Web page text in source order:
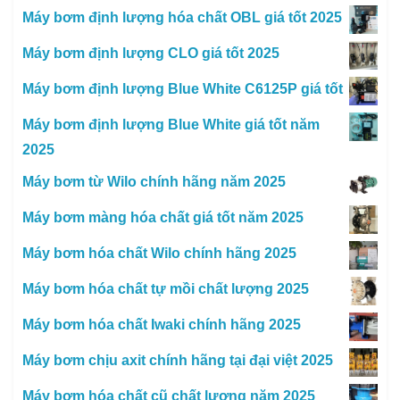
Máy bơm định lượng hóa chất OBL giá tốt 2025
Máy bơm định lượng CLO giá tốt 2025
Máy bơm định lượng Blue White C6125P giá tốt
Máy bơm định lượng Blue White giá tốt năm
2025
Máy bơm từ Wilo chính hãng năm 2025
Máy bơm màng hóa chất giá tốt năm 2025
Máy bơm hóa chất Wilo chính hãng 2025
Máy bơm hóa chất tự mồi chất lượng 2025
Máy bơm hóa chất Iwaki chính hãng 2025
Máy bơm chịu axit chính hãng tại đại việt 2025
Máy bơm hóa chất cũ chất lượng năm 2025